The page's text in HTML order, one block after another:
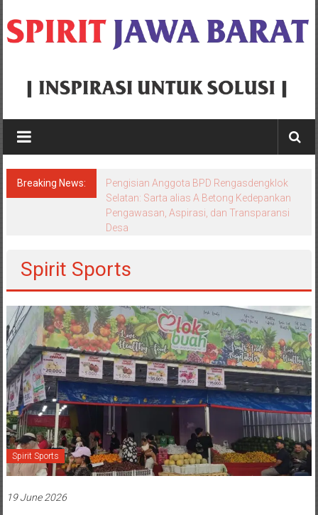
to
content
Spirit
Jawa
Barat
Inspirasi
Breaking News:
Semprot Konsultan Pengawas Proyek
Puskesmas Kotabaru Rp5,6 Miliar, Bupati
Aep: “Dibayar Penuh, Jangan Tunggu
Komplain Baru Bergerak”
Spirit Sports
Spirit Sports
19 June 2026